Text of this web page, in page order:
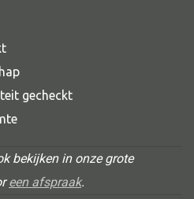
gecheckt
bekijken in onze grote
een afspraak.